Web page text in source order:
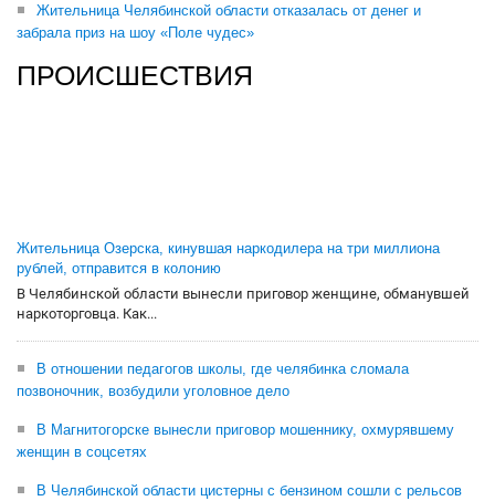
Жительница Челябинской области отказалась от денег и
забрала приз на шоу «Поле чудес»
ПРОИСШЕСТВИЯ
Жительница Озерска, кинувшая наркодилера на три миллиона
рублей, отправится в колонию
В Челябинской области вынесли приговор женщине, обманувшей
наркоторговца. Как...
В отношении педагогов школы, где челябинка сломала
позвоночник, возбудили уголовное дело
В Магнитогорске вынесли приговор мошеннику, охмурявшему
женщин в соцсетях
В Челябинской области цистерны с бензином сошли с рельсов